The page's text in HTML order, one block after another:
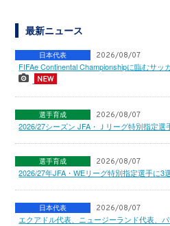
最新ニュース
日本代表 2026/08/07
FIFAe Continental Championshipに臨むサッ
選手育成 2026/08/07
2026/27シーズン JFA・Ｊリーグ特別指定
選手育成 2026/08/07
2026/27年JFA・WEリーグ特別指定選手に3
日本代表 2026/08/07
エクアドル代表、ニュージーランド代表、